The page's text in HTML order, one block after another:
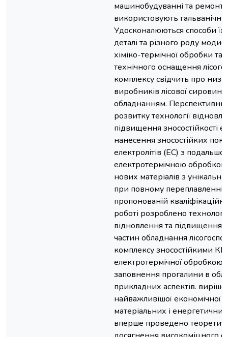
машинобудуванні та
використовують гальванічні
Удосконалюються способи
деталі та різного роду
хіміко-термічної обробки та
технічного оснащення
комплексу свідчить про
виробників лісової
обладнанням.
розвитку технології
підвищення зносостійкості є
нанесення зносостійких
електролітів (ЕС) з
електротермічною
нових матеріалів з
при повному переплавленні
пропонованій
роботі розроблено
відновлення та підвищення
частин обладнання
комплексу зносостійкими
електротермічної обробкою
заповнення прогалини в
прикладних аспектів.
найважливішої економічної
матеріальних і
вперше проведено